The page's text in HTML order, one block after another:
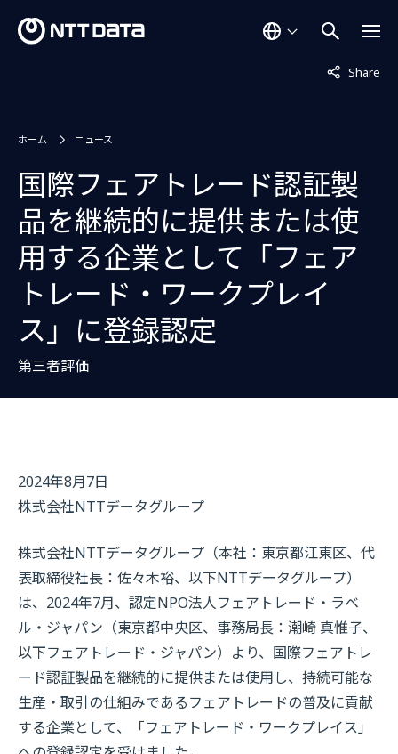
Share
非表示中
ホーム ニュース
国際フェアトレード認証製
品を継続的に提供または使
用する企業として「フェア
トレード・ワークプレイ
ス」に登録認定
第三者評価
2024年8月7日
株式会社NTTデータグループ
株式会社NTTデータグループ（本社：東京都江東区、代
表取締役社長：佐々木裕、以下NTTデータグループ）
は、2024年7月、認定NPO法人フェアトレード・ラベ
ル・ジャパン（東京都中央区、事務局長：潮崎 真惟子、
以下フェアトレード・ジャパン）より、国際フェアトレ
ード認証製品を継続的に提供または使用し、持続可能な
生産・取引の仕組みであるフェアトレードの普及に貢献
する企業として、「フェアトレード・ワークプレイス」